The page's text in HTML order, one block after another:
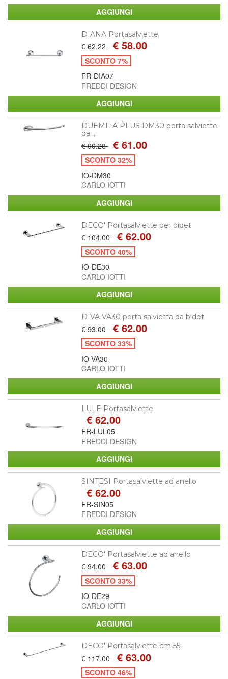
DIANA Portasalviette
€ 62.22 € 58.00
SCONTO 7%
FR-DIA07
FREDDI DESIGN
DUEMILA PLUS DM30 porta salviette
da ...
€ 90.28 € 61.00
SCONTO 32%
IO-DM30
CARLO IOTTI
DECO' Portasalviette per bidet
€ 104.00 € 62.00
SCONTO 40%
IO-DE30
CARLO IOTTI
DIVA VA30 porta salvietta da bidet
€ 93.00 € 62.00
SCONTO 33%
IO-VA30
CARLO IOTTI
LULE Portasalviette
€ 62.00
FR-LUL05
FREDDI DESIGN
SINTESI Portasalviette ad anello
€ 62.00
FR-SIN05
FREDDI DESIGN
DECO' Portasalviette ad anello
€ 94.00 € 63.00
SCONTO 33%
IO-DE29
CARLO IOTTI
DECO' Portasalviette cm 55
€ 117.00 € 63.00
SCONTO 46%